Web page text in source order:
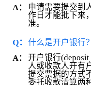
A：
申请需要提交到
作日才能批下来
准。
Q： 什么是开户银行？
A：
开户银行
人或收款人开有
提交票据的方式
委托收款清算两